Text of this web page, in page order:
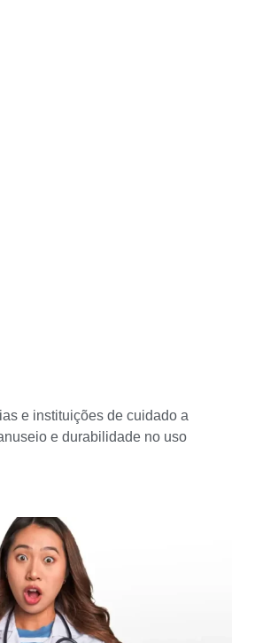
e instituições de cuidado a
e durabilidade no uso